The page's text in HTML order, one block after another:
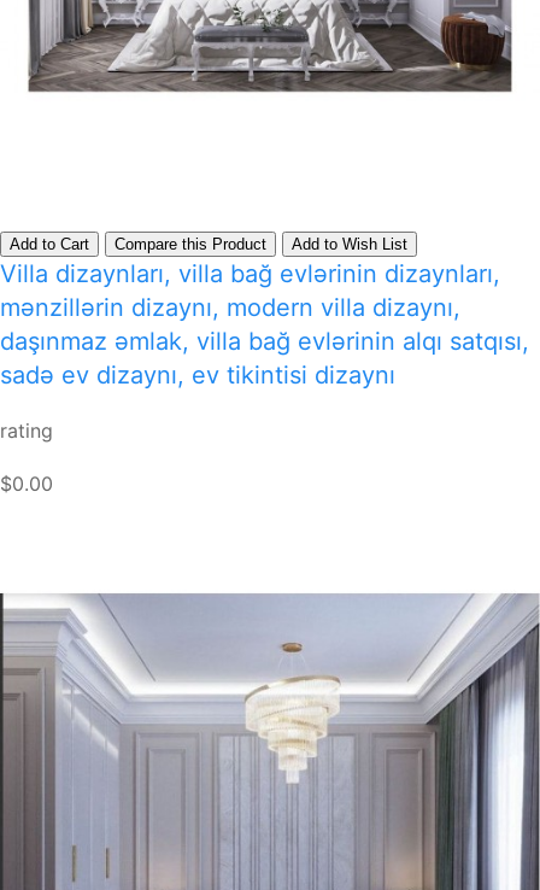
Add to Cart Compare this Product Add to Wish List
Villa dizaynları, villa bağ evlərinin dizaynları,
mənzillərin dizaynı, modern villa dizaynı,
daşınmaz əmlak, villa bağ evlərinin alqı satqısı,
sadə ev dizaynı, ev tikintisi dizaynı
rating
$0.00